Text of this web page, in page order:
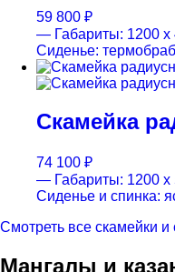
59 800 ₽
— Габариты: 1200 x
Сиденье:
Скамейка
74 100 ₽
— Габариты: 1200 x
Сиденье и спинка:
Смотреть все скамейки и
Мангалы и